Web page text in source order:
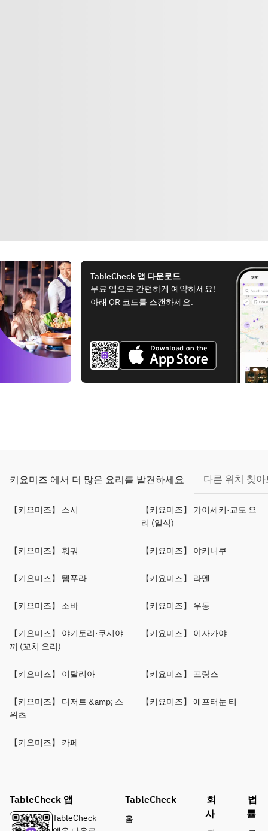
TableCheck 앱 다운로드
무료 앱으로 간편하게 예약하세요!
아래 QR 코드를 스캔하세요.
키요미즈 에서 더 많은 요리를 발견하세요 다른 위치 찾
【키요미즈】 스시
【키요미즈】 가이세키·교토 요
리 (일식)
【키요미즈】 훠궈 【키요미즈】 야키니쿠
【키요미즈】 템푸라 【키요미즈】 라멘
【키요미즈】 소바 【키요미즈】 우동
【키요미즈】 야키토리·쿠시야
끼 (꼬치 요리)
【키요미즈】 이자카야
【키요미즈】 이탈리아 【키요미즈】 프랑스
【키요미즈】 디저트 &amp; 스
위츠
【키요미즈】 애프터눈 티
【키요미즈】 카페
TableCheck 앱
TableCheck
TableCheck
홈
회
사
법
률